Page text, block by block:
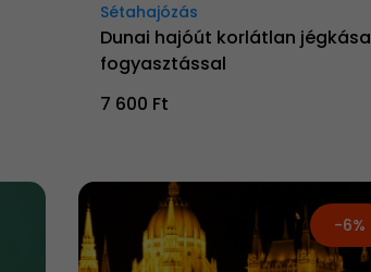
Sétahajózás
Dunai hajóút korlátlan jégkása
fogyasztással
7 600 Ft
-6%